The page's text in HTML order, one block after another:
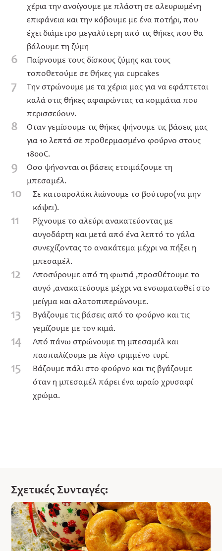
χέρια την ανοίγουμε με πλάστη σε αλευρωμένη
επιφάνεια και την κόβουμε με ένα ποτήρι, που
έχει διάμετρο μεγαλύτερη από τις θήκες που θα
βάλουμε τη ζύμη
6
Παίρνουμε τους δίσκους ζύμης και τους
τοποθετούμε σε θήκες για cupcakes
7
Την στρώνουμε με τα χέρια μας για να εφάπτεται
καλά στις θήκες αφαιρώντας τα κομμάτια που
περισσεύουν.
8
Όταν γεμίσουμε τις θήκες ψήνουμε τις βάσεις μας
για 10 λεπτά σε προθερμασμένο φούρνο στους
180oC.
9
Όσο ψήνονται οι βάσεις ετοιμάζουμε τη
μπεσαμέλ.
10
Σε κατσαρολάκι λιώνουμε το βούτυρο(να μην
κάψει).
11
Ρίχνουμε το αλεύρι ανακατεύοντας με
αυγοδάρτη και μετά από ένα λεπτό το γάλα
συνεχίζοντας το ανακάτεμα μέχρι να πήξει η
μπεσαμέλ.
12
Αποσύρουμε από τη φωτιά ,προσθέτουμε το
αυγό ,ανακατεύουμε μέχρι να ενσωματωθεί στο
μείγμα και αλατοπιπερώνουμε.
13
Βγάζουμε τις βάσεις από το φούρνο και τις
γεμίζουμε με τον κιμά.
14
Από πάνω στρώνουμε τη μπεσαμέλ και
πασπαλίζουμε με λίγο τριμμένο τυρί.
15
Βάζουμε πάλι στο φούρνο και τις βγάζουμε
όταν η μπεσαμέλ πάρει ένα ωραίο χρυσαφί
χρώμα.
Σχετικές Συνταγές: